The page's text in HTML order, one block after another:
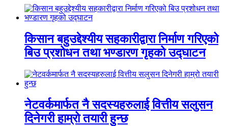
किसान बहुउद्देश्यीय सहकारीद्वारा निर्माण गरिएको
बिउ प्रशोधन तथा भण्डारण गृहको उद्घाटन
नेटवर्कमार्फत नै सदस्यहरुलाई वित्तीय सलुसन
दिनेगरी हाम्रो तयारी हुन्छ